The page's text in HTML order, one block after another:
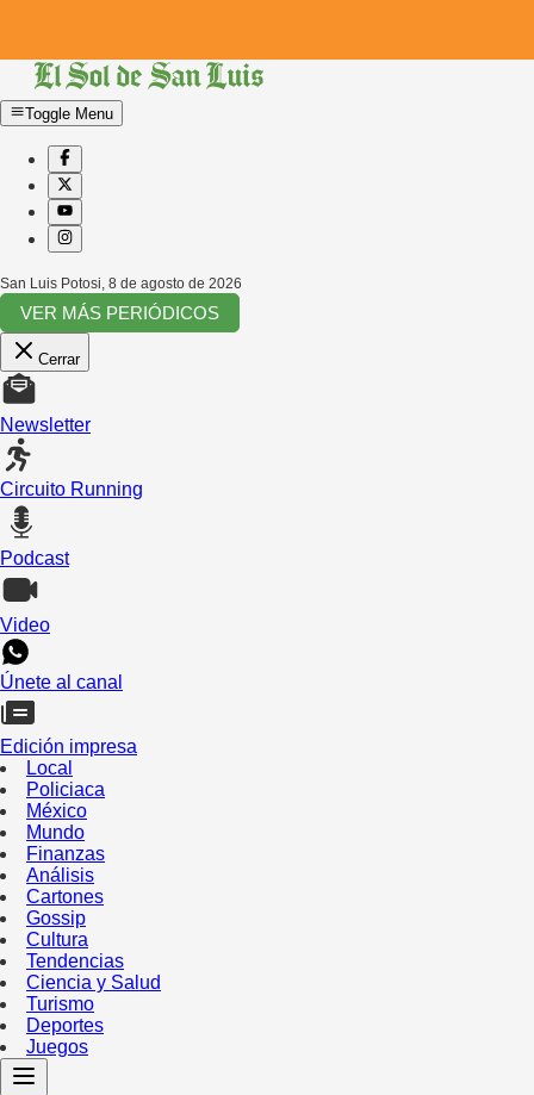
Toggle Menu
San Luis Potosi 8 de agosto de 2026
VER MÁS PERIÓDICOS
Cerrar
Newsletter
Circuito Running
Podcast
Video
Únete al canal
Edición impresa
Local
Policiaca
México
Mundo
Finanzas
Análisis
Cartones
Gossip
Cultura
Tendencias
Ciencia y Salud
Turismo
Deportes
Juegos